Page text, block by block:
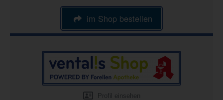
im Shop bestellen
Profil einsehen